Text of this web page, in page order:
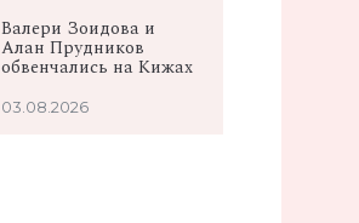
Валери Зоидова и
Алан Прудников
обвенчались на Кижах
03.08.2026